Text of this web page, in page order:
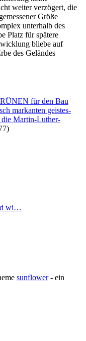
weiter verzögert, die
Größe
unterhalb des
Platz für spätere
bliebe auf
des Geländes
für den Bau
markanten geistes-
die Martin-Luther-
wi…
sunflower‐ ein